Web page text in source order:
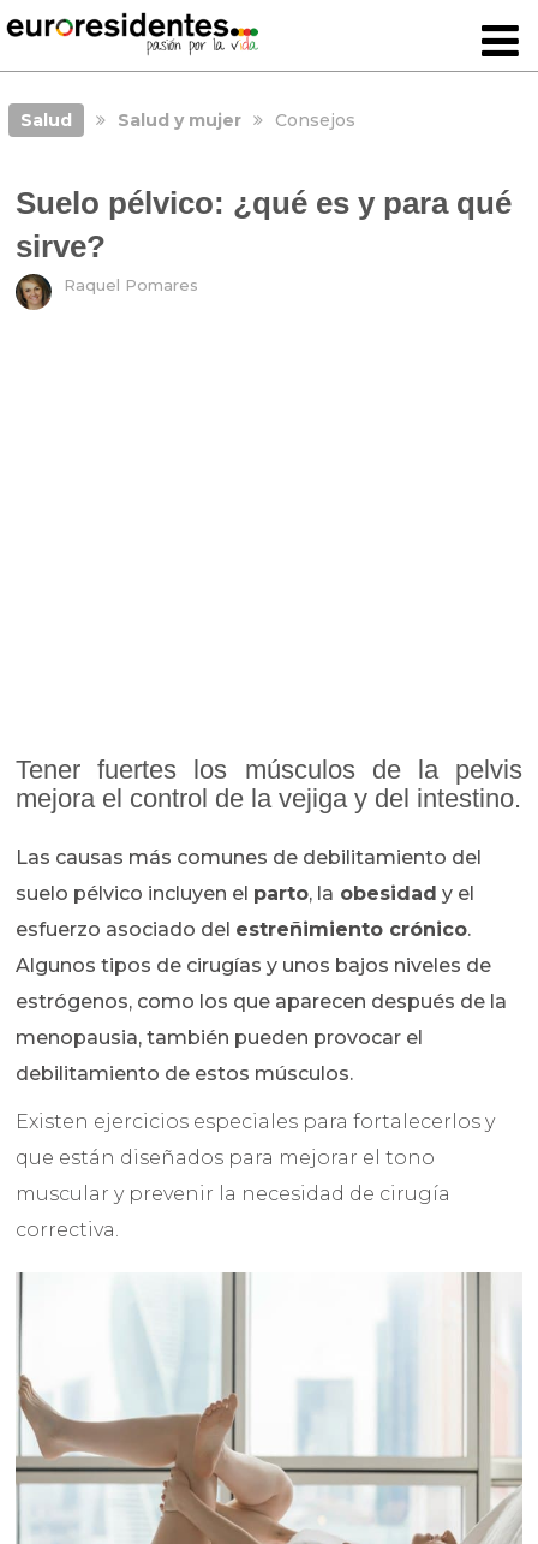
Salud Salud y mujer Consejos
Suelo pélvico: ¿qué es y para qué
sirve?
Raquel Pomares
Tener fuertes los músculos de la pelvis
mejora el control de la vejiga y del intestino.
Las causas más comunes de debilitamiento del
suelo pélvico incluyen el parto, la obesidad y el
esfuerzo asociado del estreñimiento crónico.
Algunos tipos de cirugías y unos bajos niveles de
estrógenos, como los que aparecen después de la
menopausia, también pueden provocar el
debilitamiento de estos músculos.
Existen ejercicios especiales para fortalecerlos y
que están diseñados para mejorar el tono
muscular y prevenir la necesidad de cirugía
correctiva.